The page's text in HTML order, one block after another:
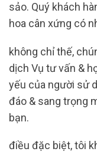
sảo. Quý khách
hoa cân xứng có
không chỉ thế,
dịch Vụ tư vấn &
yếu của người sử
đáo & sang trọng
bạn.
điều đặc biệt, tôi